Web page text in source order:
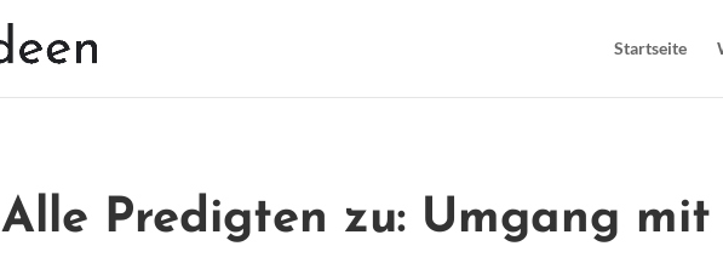
Startseite
Alle Predigten zu: Umgang